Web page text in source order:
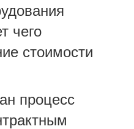
чего
стоимости
процесс